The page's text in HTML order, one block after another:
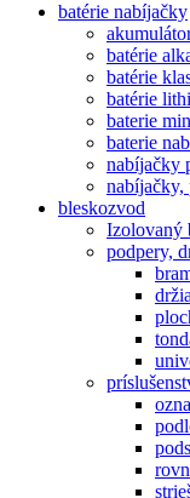
batérie nabíjačky
batérie
batérie
batérie
baterie
baterie
nabíjačky
nabíjačky,
bleskozvod
Izolovaný
podpery,